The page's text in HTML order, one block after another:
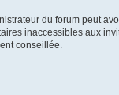
du forum peut
inaccessibles aux
conseillée.